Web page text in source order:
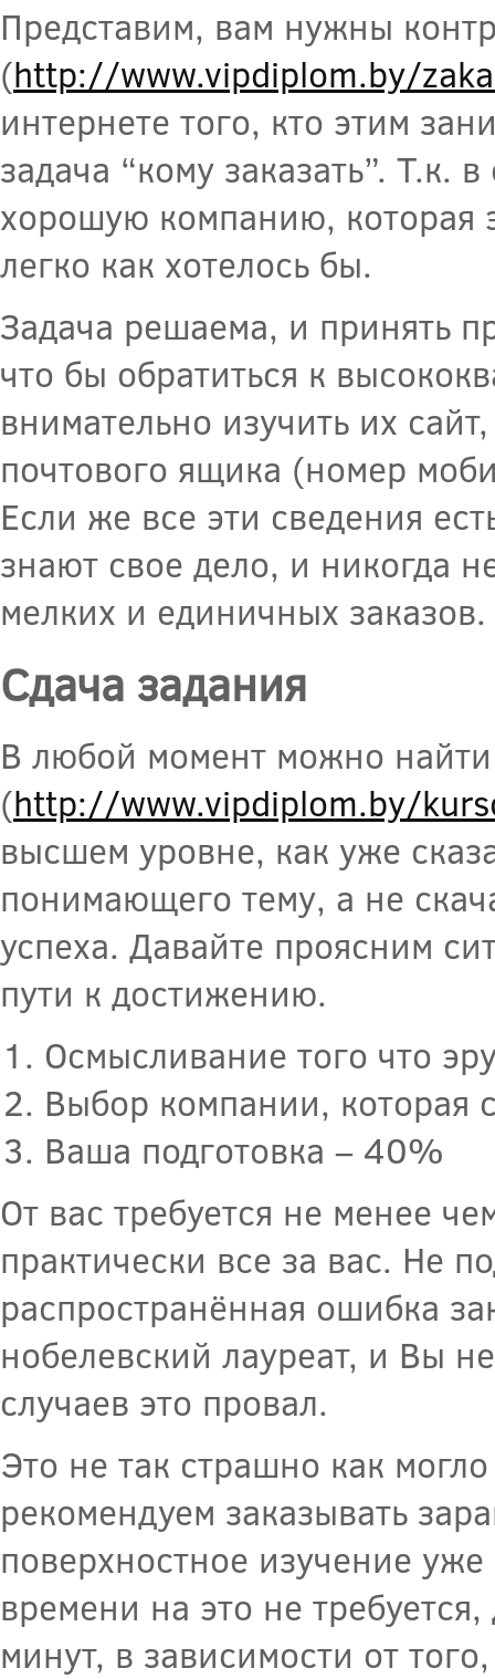
Представим, вам нужны
(http://www.vipdiplom.by/
интернете того, кто этим
задача “кому заказать”. Т.к.
хорошую компанию, которая
легко как хотелось бы.
Задача решаема, и принять
что бы обратиться к
внимательно изучить их
почтового ящика (номер
Если же все эти сведения
знают свое дело, и никогда
мелких и единичных заказов.
Сдача задания
В любой момент можно
(http://www.vipdiplom.by/
высшем уровне, как уже
понимающего тему, а не
успеха. Давайте проясним
пути к достижению.
Осмысливание того что
Выбор компании, которая
Ваша подготовка – 40%
От вас требуется не менее
практически все за вас. Не
распространённая ошибка
нобелевский лауреат, и Вы
случаев это провал.
Это не так страшно как
рекомендуем заказывать
поверхностное изучение
времени на это не
минут, в зависимости от